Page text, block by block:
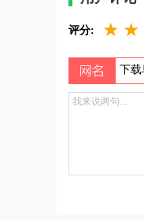
果。
评分: ★ ★